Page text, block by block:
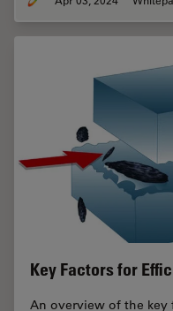
Key Factors for
An overview of the key